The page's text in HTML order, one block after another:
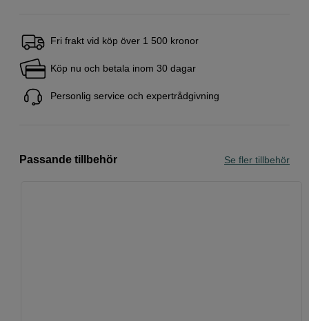
Fri frakt vid köp över 1 500 kronor
Köp nu och betala inom 30 dagar
Personlig service och expertrådgivning
Passande tillbehör Se fler tillbehör